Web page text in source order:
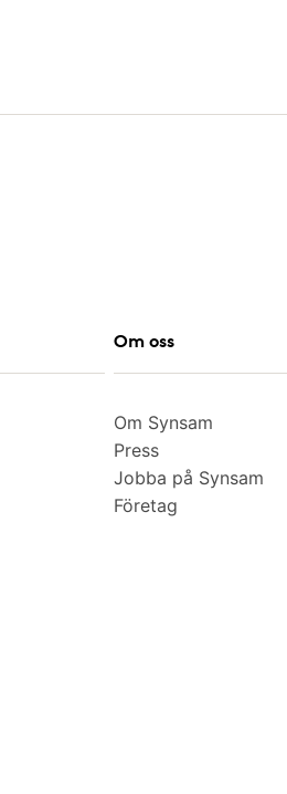
Om oss
Om Synsam
Press
Jobba på Synsam
Företag